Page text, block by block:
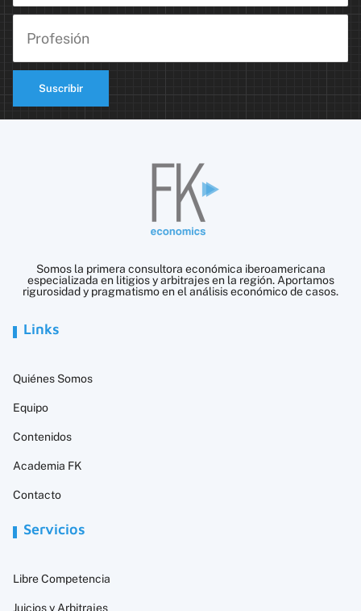
Suscribir
Somos la primera consultora económica iberoamericana
especializada en litigios y arbitrajes en la región. Aportamos
rigurosidad y pragmatismo en el análisis económico de casos.
Links
Quiénes Somos
Equipo
Contenidos
Academia FK
Contacto
Servicios
Libre Competencia
Juicios y Arbitrajes